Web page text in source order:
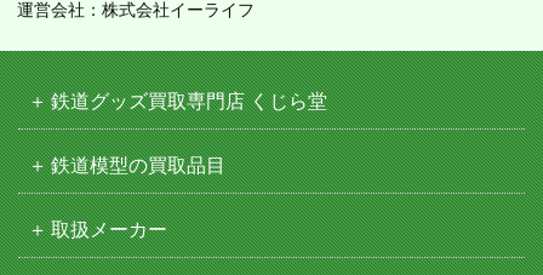
運営会社：株式会社イーライフ
鉄道グッズ買取専門店 くじら堂
鉄道模型の買取品目
取扱メーカー